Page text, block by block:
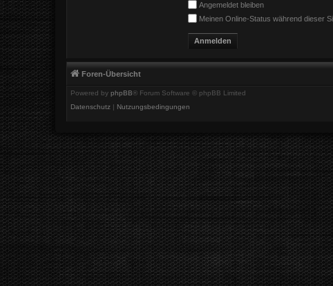
Angemeldet bleiben
Meinen Online-Status während dieser
Foren-Übersicht
Powered by phpBB® Forum Software © phpBB Limited
Datenschutz | Nutzungsbedingungen